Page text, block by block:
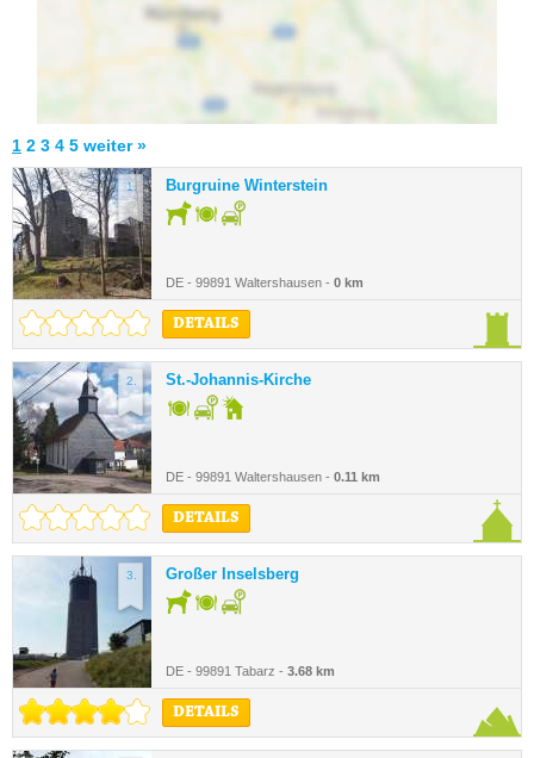
1 2 3 4 5 weiter »
1. Burgruine Winterstein
DE - 99891 Waltershausen - 0 km
DETAILS
2. St.-Johannis-Kirche
DE - 99891 Waltershausen - 0.11 km
DETAILS
3. Großer Inselsberg
DE - 99891 Tabarz - 3.68 km
DETAILS